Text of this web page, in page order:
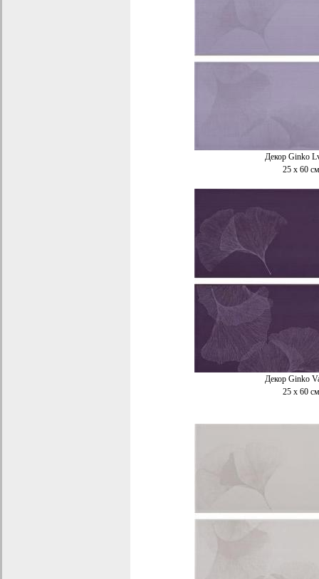
Декор Ginko
25 x 60 см
Декор Ginko
25 x 60 см